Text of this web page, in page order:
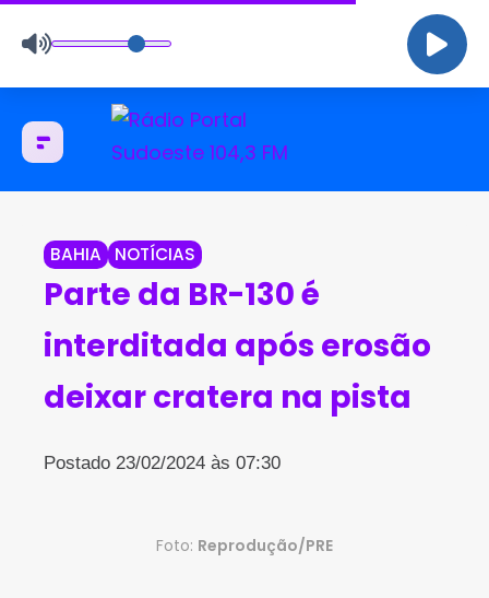
BAHIA NOTÍCIAS
Parte da BR-130 é
interditada após erosão
deixar cratera na pista
Postado 23/02/2024 às 07:30
Foto: Reprodução/PRE